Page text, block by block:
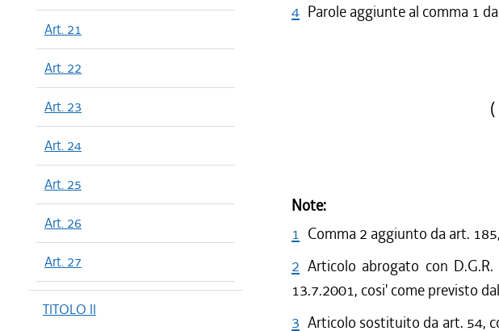
Art. 21
Art. 22
Art. 23
Art. 24
Art. 25
Art. 26
Art. 27
TITOLO II
4 Parole aggiunte al comma 1
Note:
1 Comma 2 aggiunto da art.
2 Articolo abrogato con
13.7.2001, cosi' come previsto
3 Articolo sostituito da art. 54,